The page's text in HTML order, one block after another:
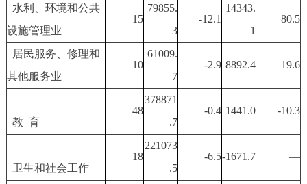
水利、环境和公共
设施管理业
15
79855.
3
-12.1
14343.
1
80.5
居民服务、修理和
其他服务业
10
61009.
7
-2.9 8892.4 19.6
教 育
48
378871
.7
-0.4 1441.0 -10.3
卫生和社会工作
18
221073
.5
-6.5-1671.7 —